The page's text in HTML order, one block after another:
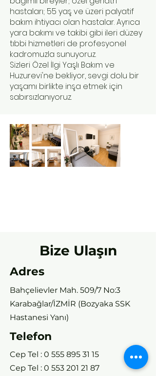
hastaları; 55 yaş ve üzeri palyatif
bakım ihtiyacı olan hastalar. Ayrıca
yara bakımı ve takibi gibi ileri düzey
tıbbi hizmetleri de profesyonel
kadromuzla sunuyoruz.
Sizleri Özel İlgi Yaşlı Bakım ve
Huzurevi'ne bekliyor, sevgi dolu bir
yaşamı birlikte inşa etmek için
sabırsızlanıyoruz.
Bize Ulaşın
Adres
Bahçelievler Mah. 509/7 No:3
Karabağlar/İZMİR (Bozyaka SSK
Hastanesi Yanı)
Telefon
Cep Tel : 0 555 895 31 15
Cep Tel : 0 553 201 21 87